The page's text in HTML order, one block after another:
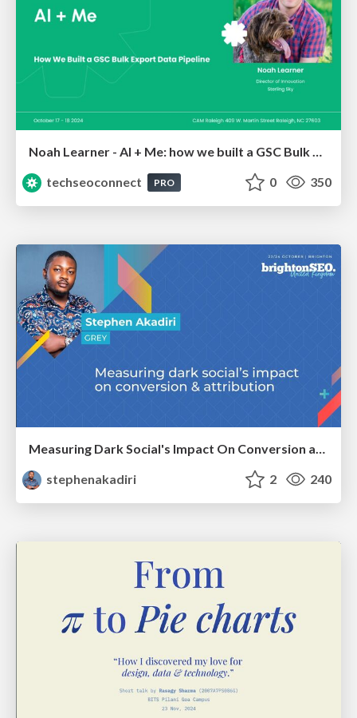
techseoconnect
PRO 0 350
Measuring Dark Social's Impact On Conversion and Attribution
stephenakadiri
2 240